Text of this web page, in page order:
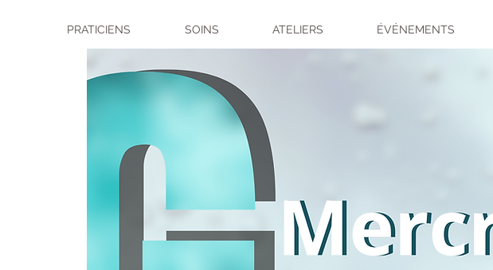
PRATICIENS SOINS ATELIERS ÉVÉNEMENTS